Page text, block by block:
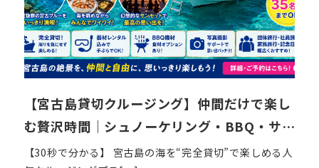
【宮古島貸切クルージング】仲間だけで楽し
む贅沢時間｜シュノーケリング・BBQ・サ…
【30秒で分かる】 宮古島の海を“完全貸切”で楽しめる人